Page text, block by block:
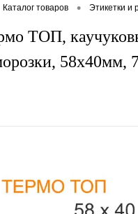
Каталог товаров • Этикетки и
ТОП,
58х40мм,